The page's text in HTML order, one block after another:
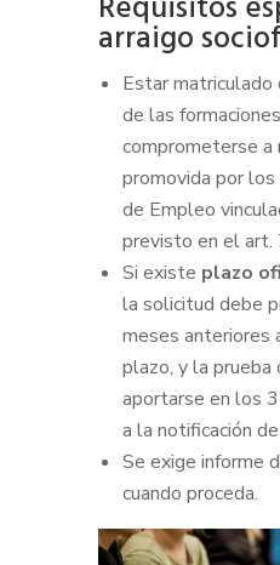
arraigo
Estar matriculado
de las
comprometerse a
promovida por
de Empleo
previsto en el art.
Si existe plazo
la solicitud debe
meses anteriores
plazo, y la prueba
aportarse en los
a la notificación
Se exige informe
cuando proceda.